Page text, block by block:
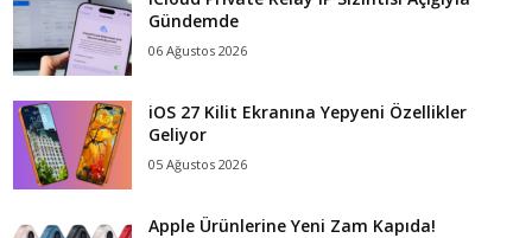
Gündemde
06 Ağustos 2026
iOS 27 Kilit Ekranına Yepyeni Özellikler
Geliyor
05 Ağustos 2026
Apple Ürünlerine Yeni Zam Kapıda!